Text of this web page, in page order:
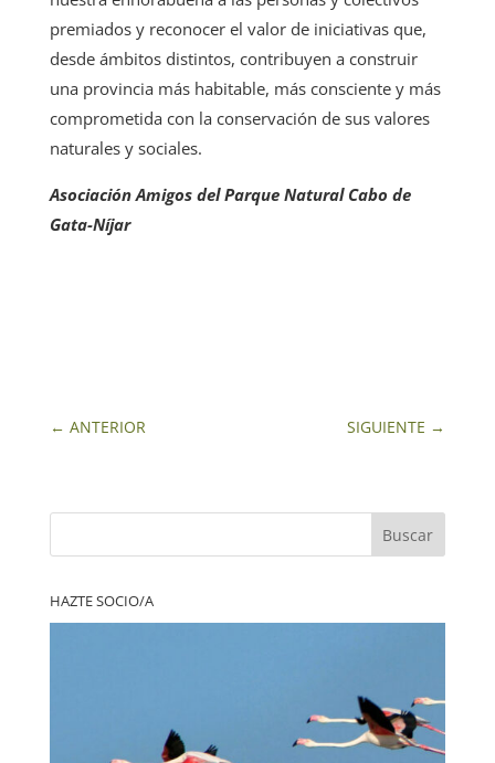
premiados y reconocer el valor de iniciativas que,
desde ámbitos distintos, contribuyen a construir
una provincia más habitable, más consciente y más
comprometida con la conservación de sus valores
naturales y sociales.
Asociación Amigos del Parque Natural Cabo de
Gata-Níjar
← ANTERIOR SIGUIENTE →
Buscar
HAZTE SOCIO/A